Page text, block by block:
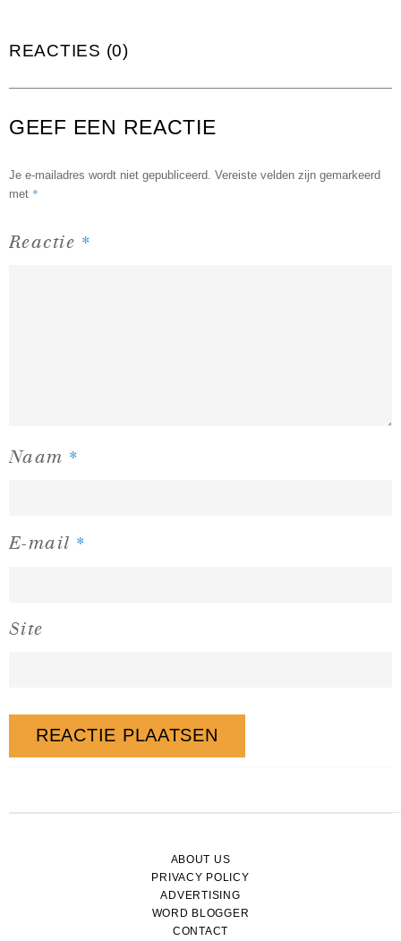
REACTIES (0)
GEEF EEN REACTIE
Je e-mailadres wordt niet gepubliceerd. Vereiste velden zijn gemarkeerd
met *
Reactie *
Naam *
E-mail *
Site
ABOUT US
PRIVACY POLICY
ADVERTISING
WORD BLOGGER
CONTACT